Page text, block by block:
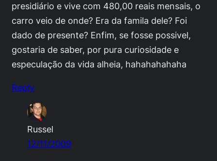
presidiário e vive com 480,00 reais mensais, o
carro veio de onde? Era da famila dele? Foi
dado de presente? Enfim, se fosse possivel,
gostaria de saber, por pura curiosidade e
especulação da vida alheia, hahahahahaha
Reply
Russel
12/11/2009